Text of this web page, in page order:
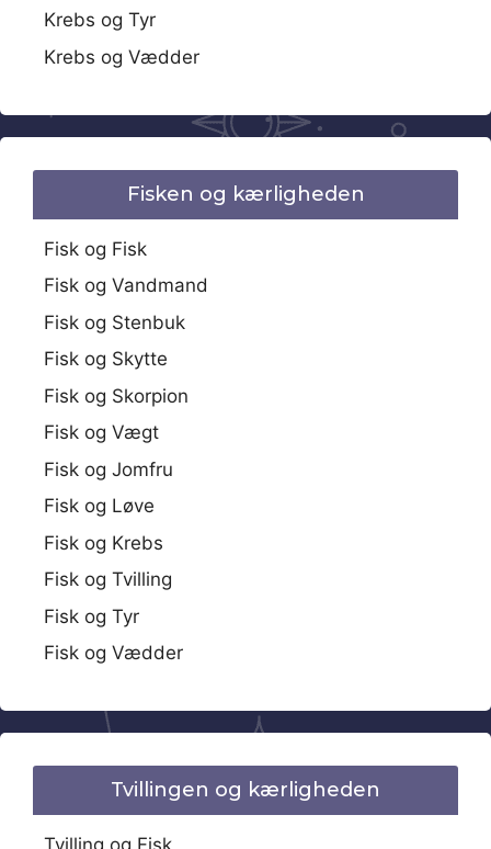
Krebs og Tyr
Krebs og Vædder
Fisken og kærligheden
Fisk og Fisk
Fisk og Vandmand
Fisk og Stenbuk
Fisk og Skytte
Fisk og Skorpion
Fisk og Vægt
Fisk og Jomfru
Fisk og Løve
Fisk og Krebs
Fisk og Tvilling
Fisk og Tyr
Fisk og Vædder
Tvillingen og kærligheden
Tvilling og Fisk